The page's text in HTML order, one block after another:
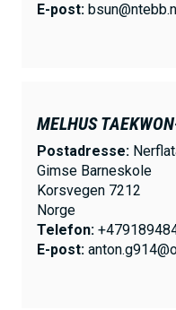
E-post:
MELHUS
Postadresse:
Gimse Barneskole
Korsvegen 7212
Norge
Telefon:
E-post: